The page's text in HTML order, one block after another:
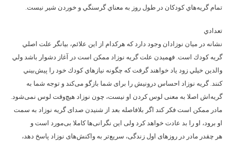
تمام گريه‌هاي كودكان در طول روز به معناي گرسنگي و خوردن شير نيست.
تعدادي
نشانه در ميان نوزادان وجود دارد كه هركدام از اين علائم، بيانگر علت اصلي
گريه كودك است. فهميدن علت گريه نوزاد ممكن است در آغاز دشوار باشد ولي
والدين خيلي زود ياد خواهند گرفت كه چگونه نياز‌هاي كودك خود را پيش‌بيني
كنند. گریه نوزاد احساس درونیش را برای شما بازگو می‌كند و توجه شما به
گریه‌اش اصلا به معنی لوس كردن او نیست، چون نوزاد هیچ‌وقت لوس نمی‌شود.
مادر ممكن است فكر كند اگر بلا‌فاصله بعد از شنیدن صدای گریه نوزاد به سمت
او برود، او را بد عادت خواهد كرد ولی این نگرانی‌ها كاملا بی‌مورد است و
هر چقدر مادر در روزهای اول زندگی، سریع‌تر به واكنش‌‌های نوزاد پاسخ دهد،